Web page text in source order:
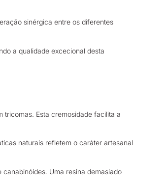
sinérgica entre os diferentes
a qualidade excecional desta
Esta cremosidade facilita a
naturais refletem o caráter artesanal
Uma resina demasiado